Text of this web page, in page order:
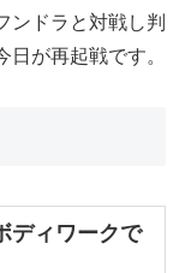
ンドラと対戦し判
が再起戦です。
ディワークで